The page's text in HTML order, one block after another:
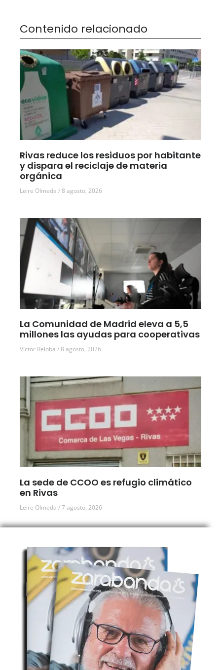
Contenido relacionado
Rivas reduce los residuos por habitante
y dispara el reciclaje de materia
orgánica
Leire Olmeda 8 agosto, 2026
La Comunidad de Madrid eleva a 5,5
millones las ayudas para cooperativas
Víctor Reloba 8 agosto, 2026
La sede de CCOO es refugio climático
en Rivas
Leire Olmeda 7 agosto, 2026